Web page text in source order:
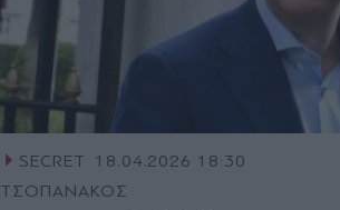
SECRET
18.04.2026 18:30
ΤΣΟΠΑΝΑΚΟΣ